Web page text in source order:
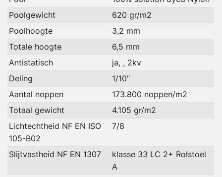
Poolgewicht
620 gr/m2
Poolhoogte
3,2 mm
Totale hoogte
6,5 mm
Antistatisch
ja, , 2kv
Deling
1/10"
Aantal noppen
173.800 noppen/m2
Totaal gewicht
4.105 gr/m2
Lichtechtheid NF EN ISO
105-B02
7/8
Slijtvastheid NF EN 1307
klasse 33 LC 2+ Rolstoel
A